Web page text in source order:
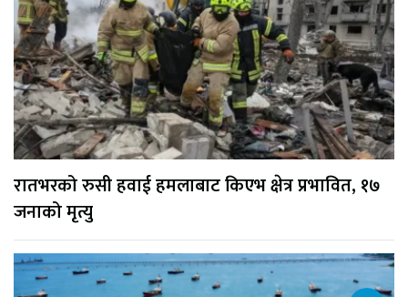
रातभरको रुसी हवाई हमलाबाट किएभ क्षेत्र प्रभावित, १७
जनाको मृत्यु